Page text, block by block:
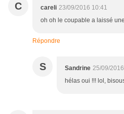
C careli 23/09/2016 10:41
oh oh le coupable a laissé
Répondre
S Sandrine 25/09/
hélas oui !!! lol,